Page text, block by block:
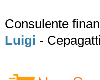
Consulente
Luigi -